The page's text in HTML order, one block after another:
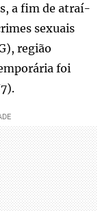
a fim de atraí-
sexuais
região
foi